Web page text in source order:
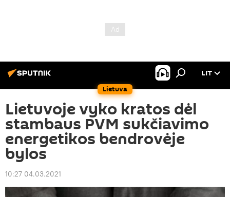
Lietuva
LIT
Lietuvoje vyko kratos dėl
stambaus PVM sukčiavimo
energetikos bendrovėje
bylos
10:27 04.03.2021